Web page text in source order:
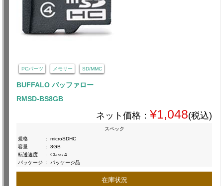
PCパーツ メモリー SD/MMC
BUFFALO バッファロー
RMSD-BS8GB
ネット価格： ¥1,048(税込)
スペック
規格
:
microSDHC
容量
:
8GB
転送速度
:
Class 4
パッケージ
: パッケージ品
在庫状況